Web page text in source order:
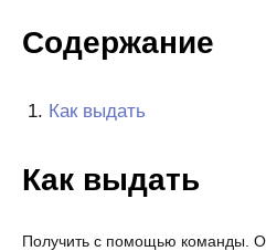
Содержание
Как выдать
Как выдать
Получить с помощью команды.